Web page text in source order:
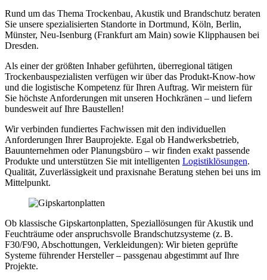
Rund um das Thema Trockenbau, Akustik und Brandschutz beraten
Sie unsere spezialisierten Standorte in Dortmund, Köln, Berlin,
Münster, Neu-Isenburg (Frankfurt am Main) sowie Klipphausen bei
Dresden.
Als einer der größten Inhaber geführten, überregional tätigen
Trockenbauspezialisten verfügen wir über das Produkt-Know-how
und die logistische Kompetenz für Ihren Auftrag. Wir meistern für
Sie höchste Anforderungen mit unseren Hochkränen – und liefern
bundesweit auf Ihre Baustellen!
Wir verbinden fundiertes Fachwissen mit den individuellen
Anforderungen Ihrer Bauprojekte. Egal ob Handwerksbetrieb,
Bauunternehmen oder Planungsbüro – wir finden exakt passende
Produkte und unterstützen Sie mit intelligenten Logistiklösungen.
Qualität, Zuverlässigkeit und praxisnahe Beratung stehen bei uns im
Mittelpunkt.
Ob klassische Gipskartonplatten, Speziallösungen für Akustik und
Feuchträume oder anspruchsvolle Brandschutzsysteme (z. B.
F30/F90, Abschottungen, Verkleidungen): Wir bieten geprüfte
Systeme führender Hersteller – passgenau abgestimmt auf Ihre
Projekte.